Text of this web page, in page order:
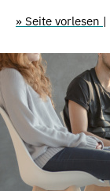
» Seite vorlesen |